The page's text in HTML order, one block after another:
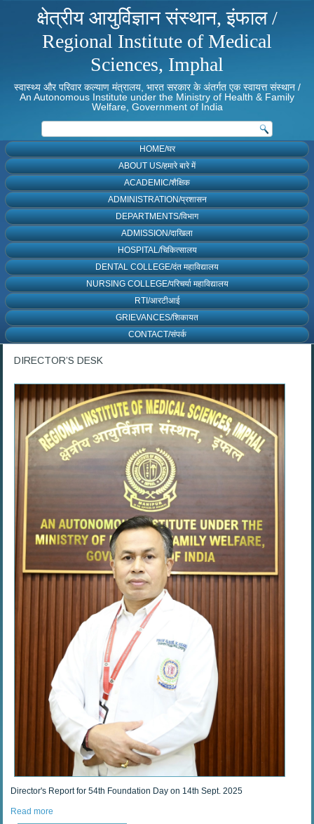
क्षेत्रीय आयुर्विज्ञान संस्थान, इंफाल /
Regional Institute of Medical
Sciences, Imphal
स्वास्थ्य और परिवार कल्याण मंत्रालय, भारत सरकार के अंतर्गत एक स्वायत्त संस्थान /
An Autonomous Institute under the Ministry of Health & Family
Welfare, Government of India
HOME/घर
ABOUT US/हमारे बारे में
ACADEMIC/शैक्षिक
ADMINISTRATION/प्रशासन
DEPARTMENTS/विभाग
ADMISSION/दाखिला
HOSPITAL/चिकित्सालय
DENTAL COLLEGE/दंत महाविद्यालय
NURSING COLLEGE/परिचर्या महाविद्यालय
RTI/आरटीआई
GRIEVANCES/शिकायत
CONTACT/संपर्क
DIRECTOR’S DESK
Director's Report for 54th Foundation Day on 14th Sept. 2025
Read more